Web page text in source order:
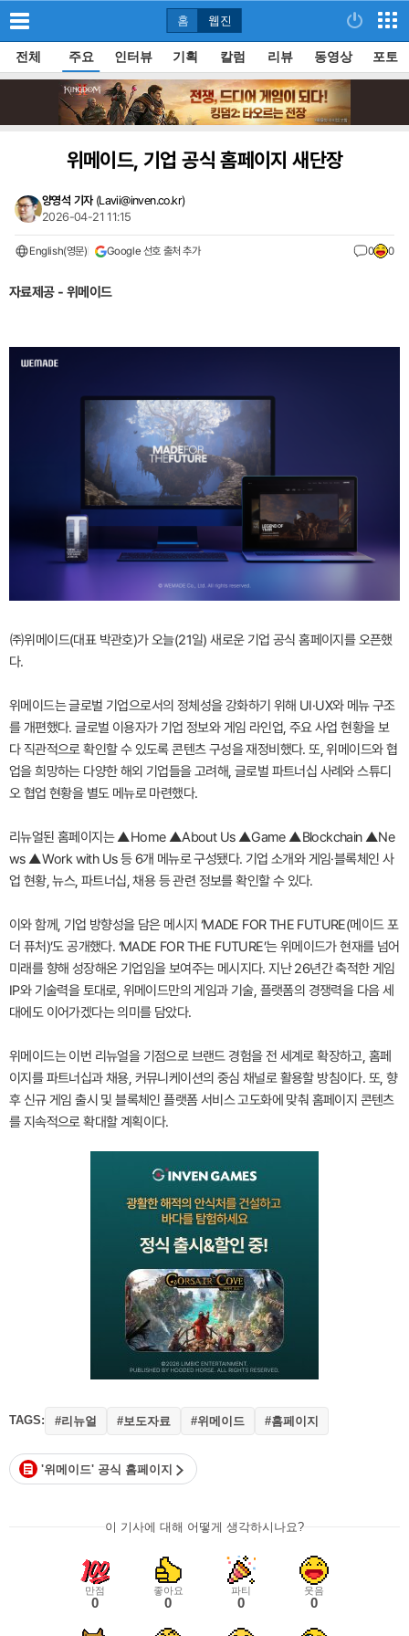
홈 웹진
전체 주요 인터뷰 기획 칼럼 리뷰 동영상 포토
위메이드, 기업 공식 홈페이지 새단장
양영석 기자 (Lavii@inven.co.kr)
2026-04-21 11:15
English(영문) Google 선호 출처 추가 0 0
자료제공 - 위메이드
㈜위메이드(대표 박관호)가 오늘(21일) 새로운 기업 공식 홈페이지를 오픈했
다.
위메이드는 글로벌 기업으로서의 정체성을 강화하기 위해 UI·UX와 메뉴 구조
를 개편했다. 글로벌 이용자가 기업 정보와 게임 라인업, 주요 사업 현황을 보
다 직관적으로 확인할 수 있도록 콘텐츠 구성을 재정비했다. 또, 위메이드와 협
업을 희망하는 다양한 해외 기업들을 고려해, 글로벌 파트너십 사례와 스튜디
오 협업 현황을 별도 메뉴로 마련했다.
리뉴얼된 홈페이지는 ▲Home ▲About Us ▲Game ▲Blockchain ▲Ne
ws ▲Work with Us 등 6개 메뉴로 구성됐다. 기업 소개와 게임·블록체인 사
업 현황, 뉴스, 파트너십, 채용 등 관련 정보를 확인할 수 있다.
이와 함께, 기업 방향성을 담은 메시지 ‘MADE FOR THE FUTURE(메이드 포
더 퓨처)’도 공개했다. ‘MADE FOR THE FUTURE’는 위메이드가 현재를 넘어
미래를 향해 성장해온 기업임을 보여주는 메시지다. 지난 26년간 축적한 게임
IP와 기술력을 토대로, 위메이드만의 게임과 기술, 플랫폼의 경쟁력을 다음 세
대에도 이어가겠다는 의미를 담았다.
위메이드는 이번 리뉴얼을 기점으로 브랜드 경험을 전 세계로 확장하고, 홈페
이지를 파트너십과 채용, 커뮤니케이션의 중심 채널로 활용할 방침이다. 또, 향
후 신규 게임 출시 및 블록체인 플랫폼 서비스 고도화에 맞춰 홈페이지 콘텐츠
를 지속적으로 확대할 계획이다.
TAGS: #리뉴얼 #보도자료 #위메이드 #홈페이지
'위메이드' 공식 홈페이지
이 기사에 대해 어떻게 생각하시나요?
만점
0
좋아요
0
파티
0
웃음
0